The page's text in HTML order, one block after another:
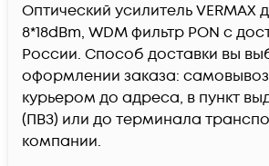
Оптический усилитель VERMAX
8*18dBm, WDM фильтр PON c
России. Способ доставки вы
оформлении заказа:
курьером до адреса, в пункт
(ПВЗ) или до терминала
компании.